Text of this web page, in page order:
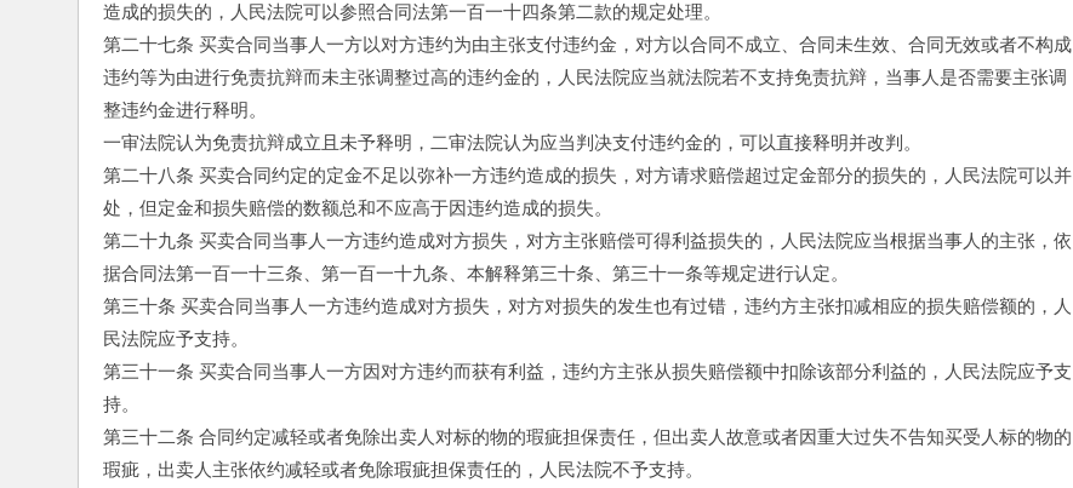
造成的损失的，人民法院可以参照合同法第一百一十四条第二款的规定处理。
第二十七条 买卖合同当事人一方以对方违约为由主张支付违约金，对方以合同不成立、合同未生效、合同无效或者不构成
违约等为由进行免责抗辩而未主张调整过高的违约金的，人民法院应当就法院若不支持免责抗辩，当事人是否需要主张调
整违约金进行释明。
一审法院认为免责抗辩成立且未予释明，二审法院认为应当判决支付违约金的，可以直接释明并改判。
第二十八条 买卖合同约定的定金不足以弥补一方违约造成的损失，对方请求赔偿超过定金部分的损失的，人民法院可以并
处，但定金和损失赔偿的数额总和不应高于因违约造成的损失。
第二十九条 买卖合同当事人一方违约造成对方损失，对方主张赔偿可得利益损失的，人民法院应当根据当事人的主张，依
据合同法第一百一十三条、第一百一十九条、本解释第三十条、第三十一条等规定进行认定。
第三十条 买卖合同当事人一方违约造成对方损失，对方对损失的发生也有过错，违约方主张扣减相应的损失赔偿额的，人
民法院应予支持。
第三十一条 买卖合同当事人一方因对方违约而获有利益，违约方主张从损失赔偿额中扣除该部分利益的，人民法院应予支
持。
第三十二条 合同约定减轻或者免除出卖人对标的物的瑕疵担保责任，但出卖人故意或者因重大过失不告知买受人标的物的
瑕疵，出卖人主张依约减轻或者免除瑕疵担保责任的，人民法院不予支持。